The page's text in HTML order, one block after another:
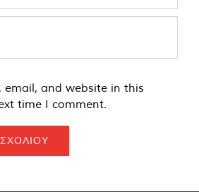
email, and website in this
time I comment.